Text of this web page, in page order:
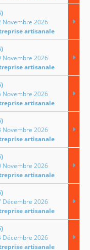
Novembre 2026
artisanale
Novembre 2026
artisanale
Novembre 2026
artisanale
Novembre 2026
artisanale
Novembre 2026
artisanale
Décembre 2026
artisanale
Décembre 2026
artisanale